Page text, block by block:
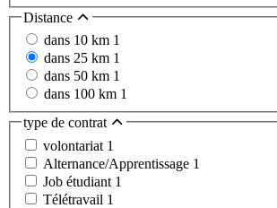
Distance
dans 10 km 1
dans 25 km 1
dans 50 km 1
dans 100 km 1
type de contrat
volontariat 1
Alternance/Apprentissage 1
Job étudiant 1
Télétravail 1